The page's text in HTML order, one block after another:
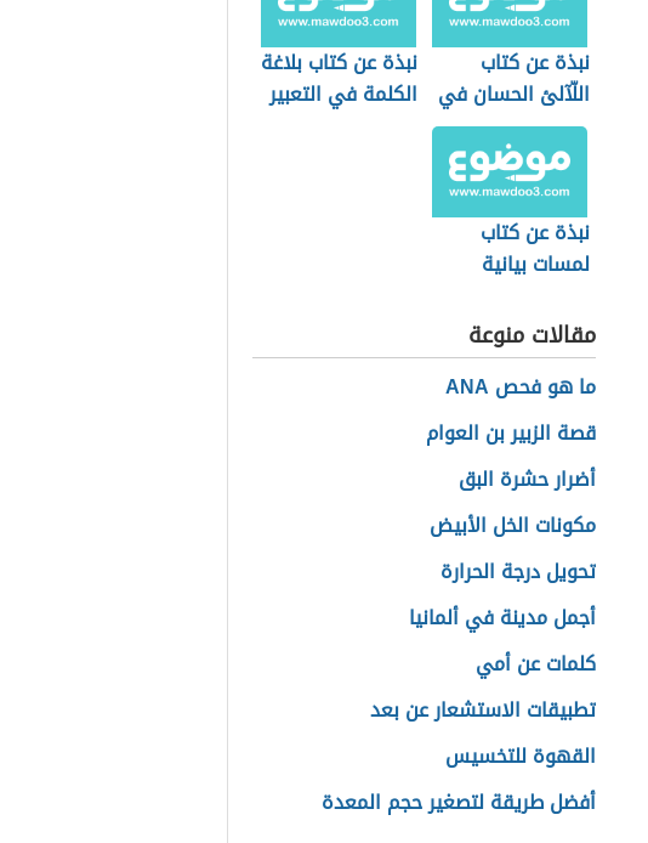
نبذة عن كتاب
اللّآلئ الحسان في
علوم القرآن
نبذة عن كتاب بلاغة
الكلمة في التعبير
نبذة عن كتاب
لمسات بيانية
مقالات منوعة
ما هو فحص ANA
قصة الزبير بن العوام
أضرار حشرة البق
مكونات الخل الأبيض
تحويل درجة الحرارة
أجمل مدينة في ألمانيا
كلمات عن أمي
تطبيقات الاستشعار عن بعد
القهوة للتخسيس
أفضل طريقة لتصغير حجم المعدة